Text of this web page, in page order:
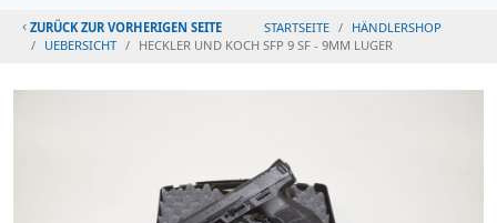
ZURÜCK ZUR VORHERIGEN SEITE STARTSEITE
HÄNDLERSHOP
UEBERSICHT
HECKLER UND KOCH SFP 9 SF - 9MM LUGER